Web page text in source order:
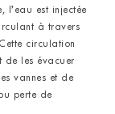
l’eau est injectée
à travers
circulation
de les évacuer
vannes et de
perte de